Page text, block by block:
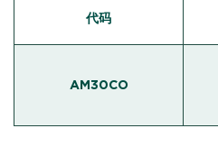
代码
AM30CO